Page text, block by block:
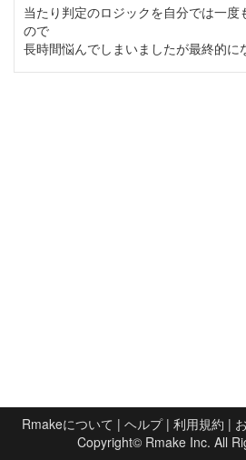
当たり判定のロジックを自分では一度
ので
長時間悩んでしまいましたが最終的に
Rmakeについて | ヘルプ| 利用規約 |
Copyright© Rmake Inc. All